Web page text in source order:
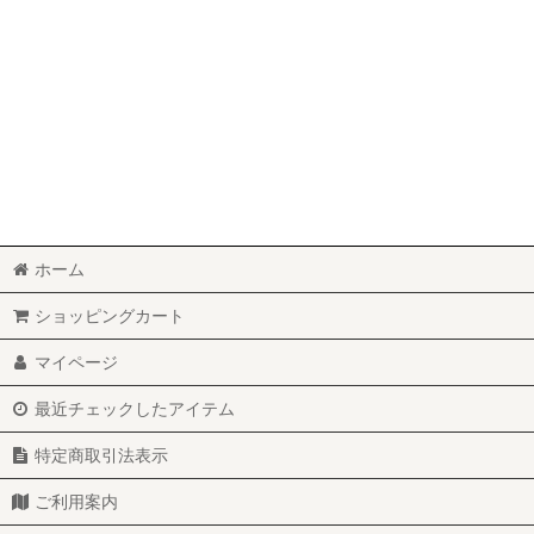
ホーム
ショッピングカート
マイページ
最近チェックしたアイテム
特定商取引法表示
ご利用案内